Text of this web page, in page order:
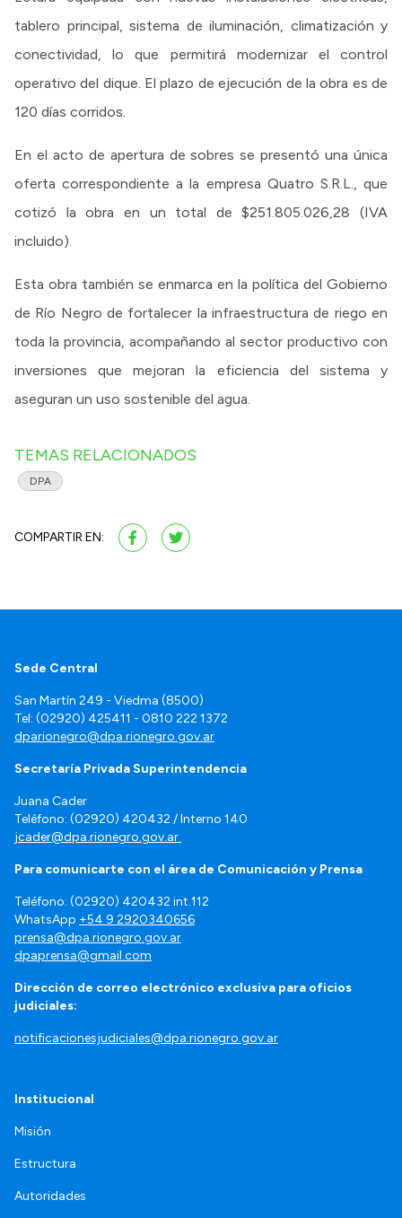
tablero principal, sistema de iluminación, climatización y
conectividad, lo que permitirá modernizar el control
operativo del dique. El plazo de ejecución de la obra es de
120 días corridos.
En el acto de apertura de sobres se presentó una única
oferta correspondiente a la empresa Quatro S.R.L., que
cotizó la obra en un total de $251.805.026,28 (IVA
incluido).
Esta obra también se enmarca en la política del Gobierno
de Río Negro de fortalecer la infraestructura de riego en
toda la provincia, acompañando al sector productivo con
inversiones que mejoran la eficiencia del sistema y
aseguran un uso sostenible del agua.
TEMAS RELACIONADOS
DPA
COMPARTIR EN:
Sede Central
San Martín 249 - Viedma (8500)
Tel: (02920) 425411 - 0810 222 1372
dparionegro@dpa.rionegro.gov.ar
Secretaría Privada Superintendencia
Juana Cader
Teléfono: (02920) 420432 / Interno 140
jcader@dpa.rionegro.gov.ar
Para comunicarte con el área de Comunicación y Prensa
Teléfono: (02920) 420432 int.112
WhatsApp +54 9 2920340656
prensa@dpa.rionegro.gov.ar
dpaprensa@gmail.com
Dirección de correo electrónico exclusiva para oficios
judiciales:
notificacionesjudiciales@dpa.rionegro.gov.ar
Institucional
Misión
Estructura
Autoridades